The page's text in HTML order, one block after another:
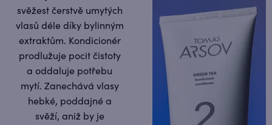
svěžest čerstvě umytých
vlasů déle díky bylinným
extraktům. Kondicionér
prodlužuje pocit čistoty
a oddaluje potřebu
mytí. Zanechává vlasy
hebké, poddajné a
svěží, aniž by je